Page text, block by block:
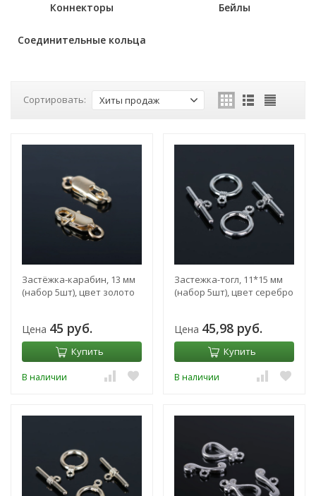
Коннекторы Бейлы
Соединительные кольца
Сортировать: Хиты продаж
Застёжка-карабин, 13 мм
(набор 5шт), цвет золото
Цена 45 руб.
Купить
В наличии
Застежка-тогл, 11*15 мм
(набор 5шт), цвет серебро
Цена 45,98 руб.
Купить
В наличии